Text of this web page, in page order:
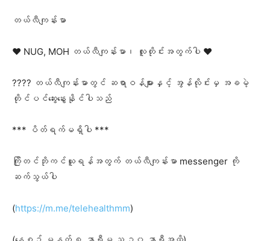
တယ်လီကျန်းမာ
❤️ NUG, MOH တယ်လီကျန်းမာ၊ လူတိုင်းအတွက်ပါ ❤️
???? တယ်လီကျန်းမာတွင် ဆရာဝန်များနှင့် အွန်လိုင်းမှ အခမဲ့
တိုင်ပင်ဆွေးနွေးနိုင်ပါသည်
*** ပိတ်ရက်မရှိပါ ***
ကြိုတင်ဘိုကင်ယူရန်အတွက် တယ်လီကျန်းမာ messenger ကို
ဆက်သွယ်ပါ
(https://m.me/telehealthmm)